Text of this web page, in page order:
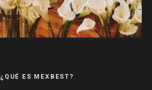
¿QUÉ ES MEXBEST?